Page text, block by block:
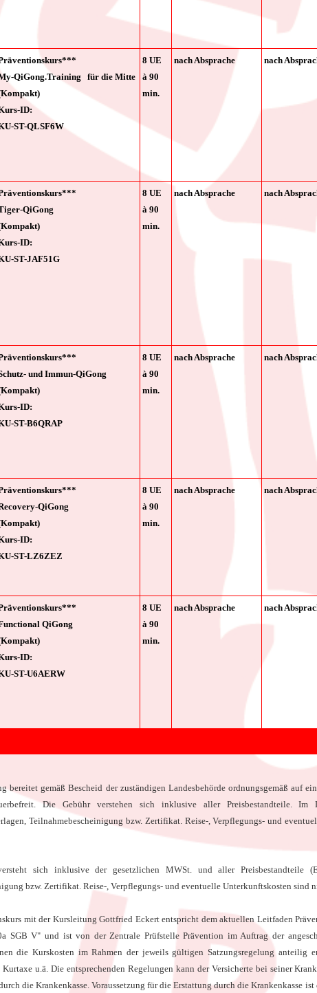
QiGong.Training für die Mitte
ID:
ST-QLSF6W
8 UE
à 90
min.
nach Absprache nach
QiGong
ID:
ST-JAF51G
8 UE
à 90
min.
nach Absprache nach
und Immun-QiGong
ID:
ST-B6QRAP
8 UE
à 90
min.
nach Absprache nach
QiGong
ID:
ST-LZ6ZEZ
8 UE
à 90
min.
nach Absprache nach
QiGong
ID:
ST-U6AERW
8 UE
à 90
min.
nach Absprache nach
bereitet gemäß Bescheid der zuständigen Landesbehörde ordnungsgemäß auf
Die Gebühr verstehen sich inklusive aller Preisbestandteile.
Teilnahmebescheinigung bzw. Zertifikat. Reise-, Verpflegungs- und
sich inklusive der gesetzlichen MWSt. und aller Preisbestandteile
bzw. Zertifikat. Reise-, Verpflegungs- und eventuelle Unterkunftskosten sind
mit der Kursleitung Gottfried Eckert entspricht dem aktuellen Leitfaden
SGB V" und ist von der Zentrale Prüfstelle Prävention im Auftrag der
die Kurskosten im Rahmen der jeweils gültigen Satzungsregelung anteilig
u.ä. Die entsprechenden Regelungen kann der Versicherte bei seiner
die Krankenkasse. Voraussetzung für die Erstattung durch die Krankenkasse